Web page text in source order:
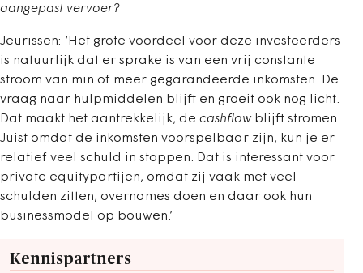
aangepast vervoer?
Jeurissen: ‘Het grote voordeel voor deze investeerders
is natuurlijk dat er sprake is van een vrij constante
stroom van min of meer gegarandeerde inkomsten. De
vraag naar hulpmiddelen blijft en groeit ook nog licht.
Dat maakt het aantrekkelijk; de cashflow blijft stromen.
Juist omdat de inkomsten voorspelbaar zijn, kun je er
relatief veel schuld in stoppen. Dat is interessant voor
private equitypartijen, omdat zij vaak met veel
schulden zitten, overnames doen en daar ook hun
businessmodel op bouwen.’
Kennispartners